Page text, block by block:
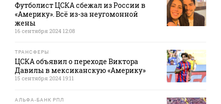
Футболист ЦСКА сбежал из России в
«Америку». Всё из-за неугомонной
жены
16 сентября 2024 12:08
ТРАНСФЕРЫ
ЦСКА объявил о переходе Виктора
Давилы в мексиканскую «Америку»
15 сентября 2024 19:11
АЛЬФА-БАНК РПЛ